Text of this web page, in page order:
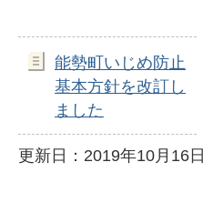
能勢町いじめ防止
基本方針を改訂し
ました
更新日：2019年10月16日